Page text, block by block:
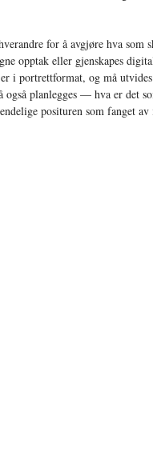
for å avgjøre hva som
opptak eller gjenskapes
i portrettformat, og må
planlegges — hva er det
posituren som fanget av